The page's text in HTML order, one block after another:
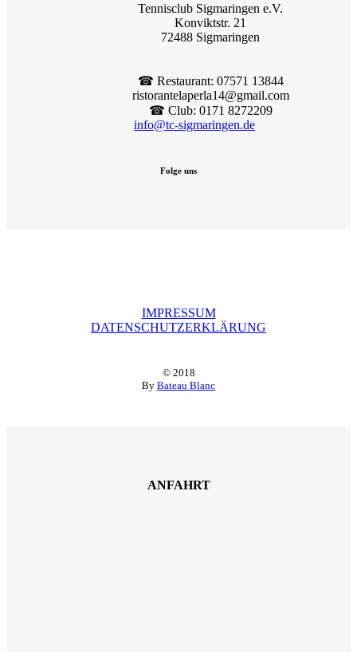
Tennisclub Sigmaringen e.V.
Konviktstr. 21
72488 Sigmaringen
☎︎ Restaurant: 07571 13844
ristorantelaperla14@gmail.com
☎︎ Club: 0171 8272209
info@tc-sigmaringen.de
Folge uns
IMPRESSUM
DATENSCHUTZERKLÄRUNG
© 2018
By Bateau Blanc
ANFAHRT